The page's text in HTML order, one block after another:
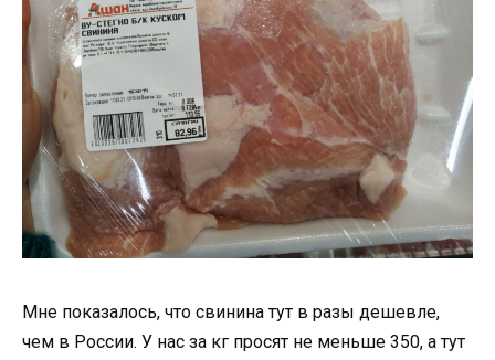
Мне показалось, что свинина тут в разы дешевле,
чем в России. У нас за кг просят не меньше 350, а тут